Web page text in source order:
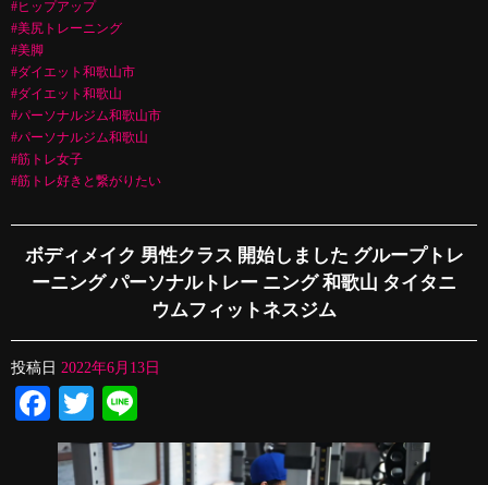
#ヒップアップ
#美尻トレーニング
#美脚
#ダイエット和歌山市
#ダイエット和歌山
#パーソナルジム和歌山市
#パーソナルジム和歌山
#筋トレ女子
#筋トレ好きと繋がりたい
ボディメイク 男性クラス 開始しました グループトレ
ーニング パーソナルトレー ニング 和歌山 タイタニ
ウムフィットネスジム
投稿日 2022年6月13日
Facebook
Twitter